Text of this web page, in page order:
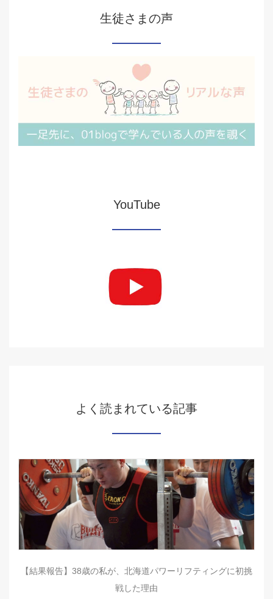
生徒さまの声
YouTube
よく読まれている記事
【結果報告】38歳の私が、北海道パワーリフティングに初挑
戦した理由